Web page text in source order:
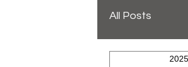
All Posts